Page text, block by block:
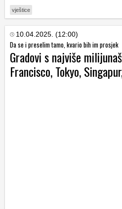
vještice
10.04.2025. (12:00)
Da se i preselim tamo, kvario bih im prosjek
Gradovi s najviše
Francisco, Tokyo,